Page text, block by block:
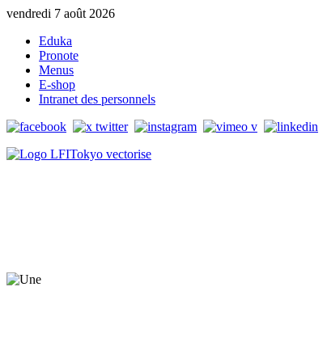
vendredi 7 août 2026
Eduka
Pronote
Menus
E-shop
Intranet des personnels